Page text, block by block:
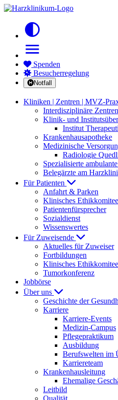
contrast
menu
Spenden
Besucherregelung
Notfall
Kliniken | Zentren | MVZ-
Interdisziplinäre
Klinik- und
Institut
Krankenhausapotheke
Medizinische
Radiologie
Spezialisierte
Belegärzte am
Für Patienten
Anfahrt & Parken
Klinisches Ethikkomitee
Patientenfürsprecher
Sozialdienst
Wissenswertes
Für Zuweisende
Aktuelles für Zuweiser
Fortbildungen
Klinisches Ethikkomitee
Tumorkonferenz
Jobbörse
Über uns
Geschichte der
Karriere
Karriere-Events
Medizin-Campus
Pflegepraktikum
Ausbildung
Berufswelten im
Karriereteam
Krankenhausleitung
Ehemalige
Leitbild
Qualität